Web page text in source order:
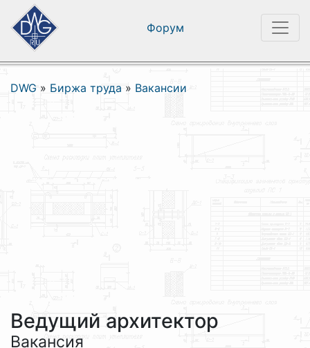
Форум
DWG » Биржа труда » Вакансии
Ведущий архитектор
Вакансия